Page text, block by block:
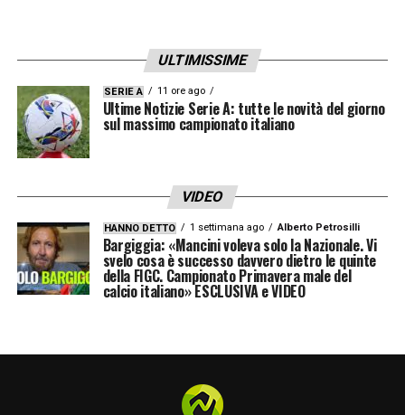
ULTIMISSIME
SERIE A 11 ore ago
Ultime Notizie Serie A: tutte le novità del giorno
sul massimo campionato italiano
VIDEO
HANNO DETTO 1 settimana ago Alberto Petrosilli
Bargiggia: «Mancini voleva solo la Nazionale. Vi
svelo cosa è successo davvero dietro le quinte
della FIGC. Campionato Primavera male del
calcio italiano» ESCLUSIVA e VIDEO